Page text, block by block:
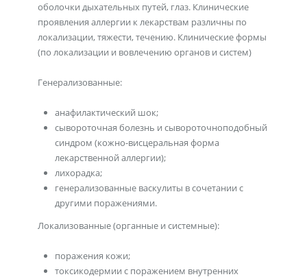
оболочки дыхательных путей, глаз. Клинические
проявления аллергии к лекарствам различны по
локализации, тяжести, течению. Клинические формы
(по локализации и вовлечению органов и систем)
Генерализованные:
анафилактический шок;
сывороточная болезнь и сывороточноподобный
синдром (кожно-висцеральная форма
лекарственной аллергии);
лихорадка;
генерализованные васкулиты в сочетании с
другими поражениями.
Локализованные (органные и системные):
поражения кожи;
токсикодермии с поражением внутренних